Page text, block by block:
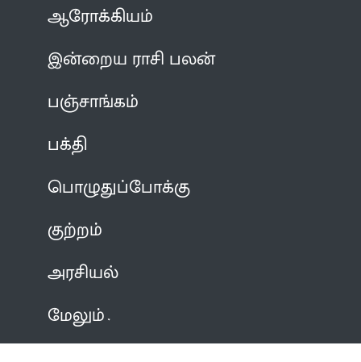
ஆரோக்கியம்
இன்றைய ராசி பலன்
பஞ்சாங்கம்
பக்தி
பொழுதுப்போக்கு
குற்றம்
அரசியல்
மேலும்